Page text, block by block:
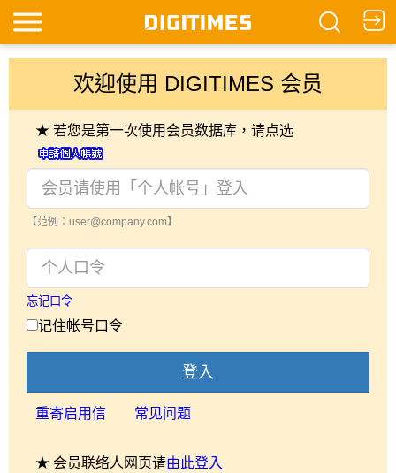
欢迎使用 DIGITIMES 会员
★ 若您是第一次使用会员数据库，请点选
【范例：user@company.com】
忘记口令
记住帐号口令
登入
重寄启用信 常见问题
★ 会员联络人网页请由此登入